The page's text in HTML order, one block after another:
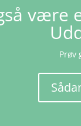
være
Prøv